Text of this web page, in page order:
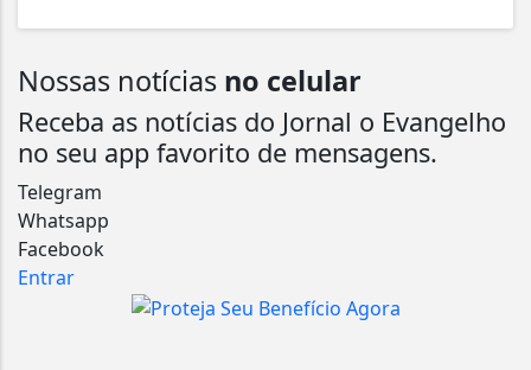
Nossas notícias no celular
Receba as notícias do Jornal o Evangelho
no seu app favorito de mensagens.
Telegram
Whatsapp
Facebook
Entrar